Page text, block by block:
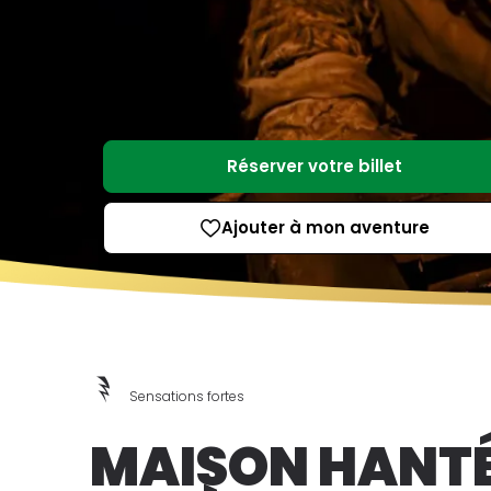
Réserver votre billet
Ajouter à mon aventure
Sensations fortes
MAISON